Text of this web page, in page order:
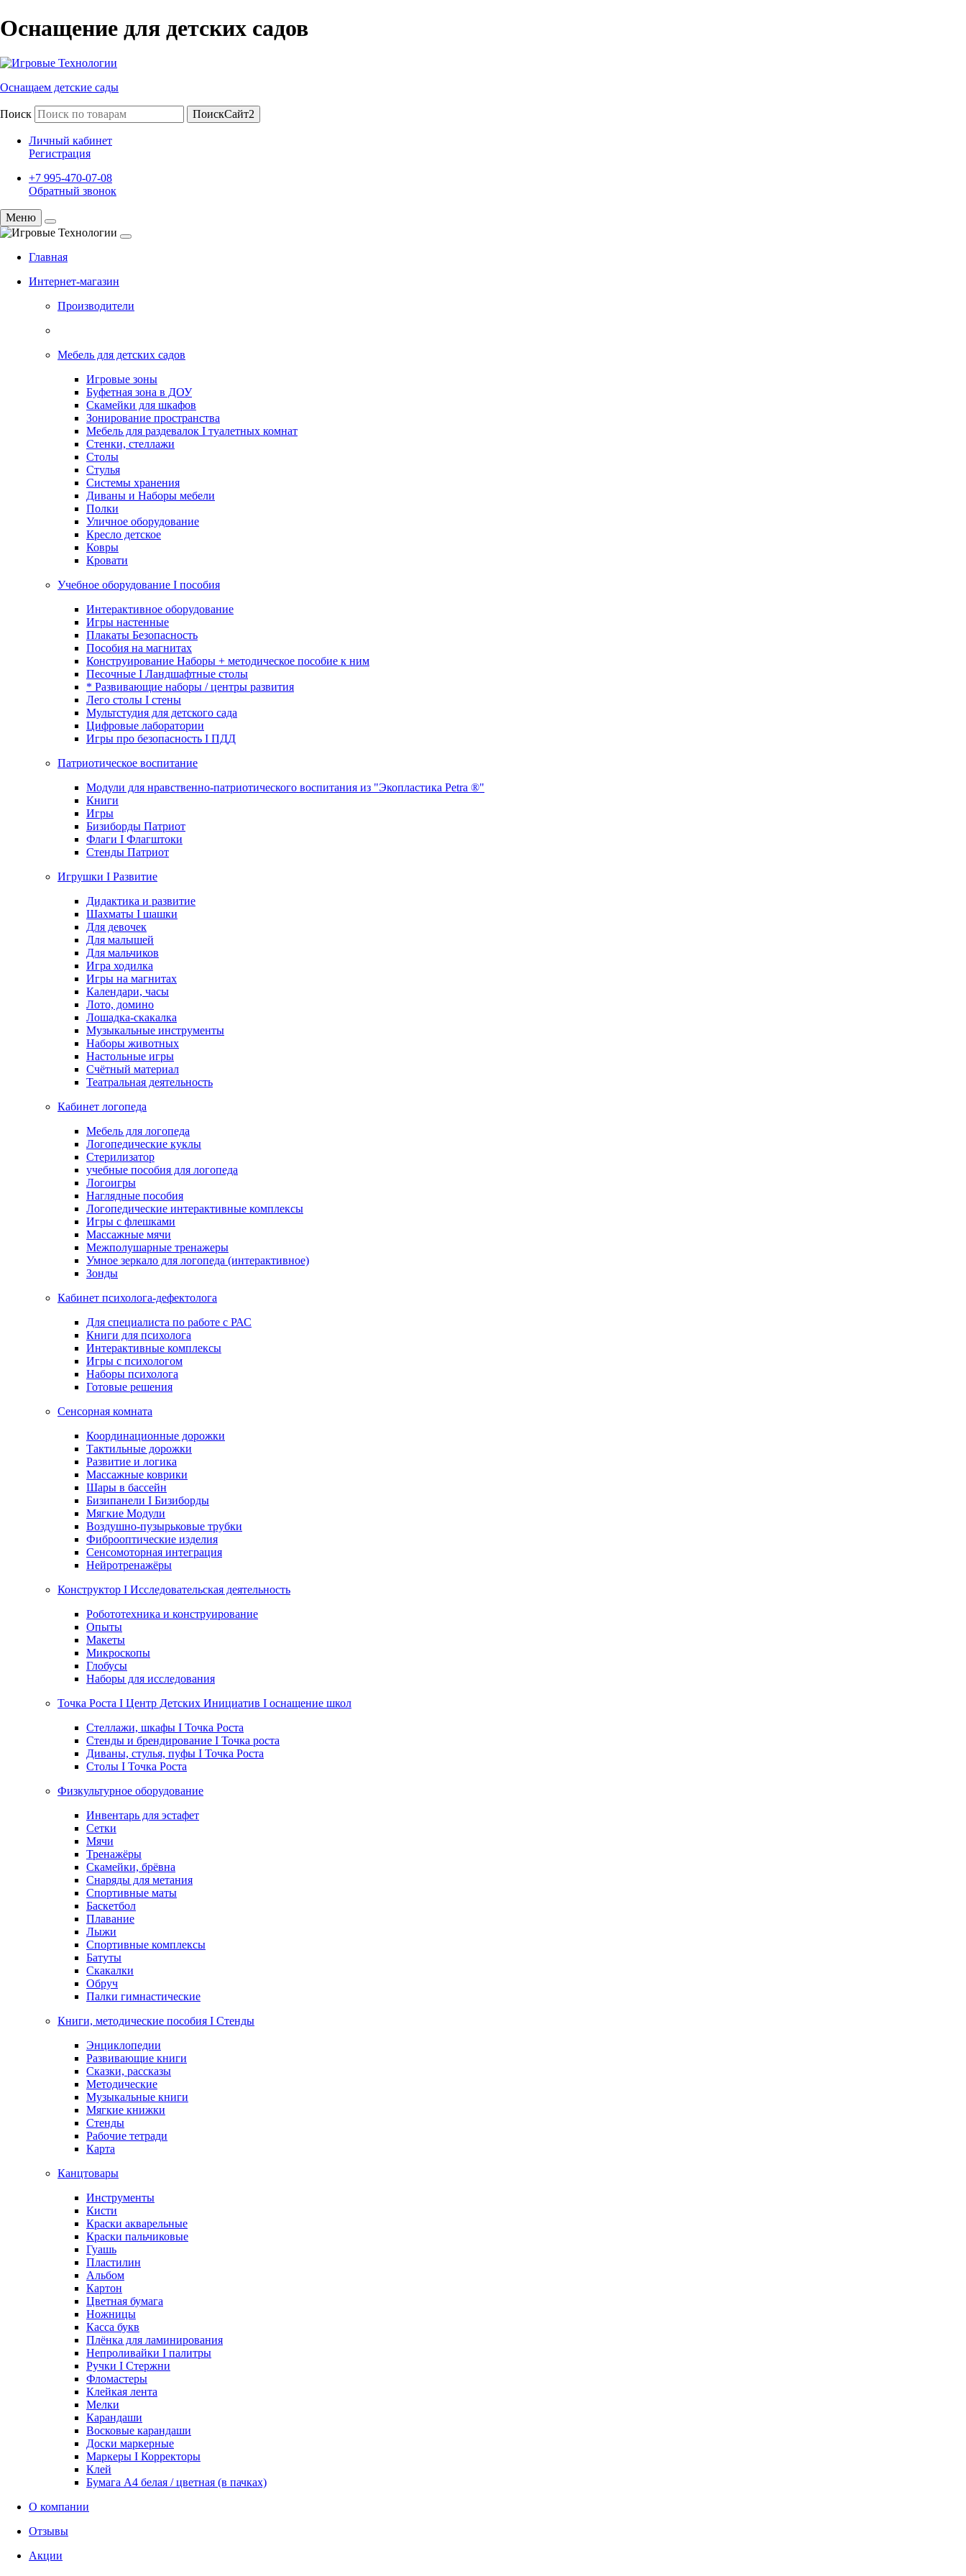
Оснащение для детских садов
Оснащаем детские сады
Поиск ПоискСайт2
Личный кабинет
Регистрация
+7 995-470-07-08
Обратный звонок
Меню
Главная
Интернет-магазин
Производители
Мебель для детских садов
Игровые зоны
Буфетная зона в ДОУ
Скамейки для шкафов
Зонирование пространства
Мебель для раздевалок I туалетных комнат
Стенки, стеллажи
Столы
Стулья
Системы хранения
Диваны и Наборы мебели
Полки
Уличное оборудование
Кресло детское
Ковры
Кровати
Учебное оборудование I пособия
Интерактивное оборудование
Игры настенные
Плакаты Безопасность
Пособия на магнитах
Конструирование Наборы + методическое пособие к ним
Песочные I Ландшафтные столы
* Развивающие наборы / центры развития
Лего столы I стены
Мультстудия для детского сада
Цифровые лаборатории
Игры про безопасность I ПДД
Патриотическое воспитание
Модули для нравственно-патриотического воспитания из "Экопластика Petra ®"
Книги
Игры
Бизиборды Патриот
Флаги I Флагштоки
Стенды Патриот
Игрушки I Развитие
Дидактика и развитие
Шахматы I шашки
Для девочек
Для малышей
Для мальчиков
Игра ходилка
Игры на магнитах
Календари, часы
Лото, домино
Лошадка-скакалка
Музыкальные инструменты
Наборы животных
Настольные игры
Счётный материал
Театральная деятельность
Кабинет логопеда
Мебель для логопеда
Логопедические куклы
Стерилизатор
учебные пособия для логопеда
Логоигры
Наглядные пособия
Логопедические интерактивные комплексы
Игры с флешками
Массажные мячи
Межполушарные тренажеры
Умное зеркало для логопеда (интерактивное)
Зонды
Кабинет психолога-дефектолога
Для специалиста по работе с РАС
Книги для психолога
Интерактивные комплексы
Игры с психологом
Наборы психолога
Готовые решения
Сенсорная комната
Координационные дорожки
Тактильные дорожки
Развитие и логика
Массажные коврики
Шары в бассейн
Бизипанели I Бизиборды
Мягкие Модули
Воздушно-пузырьковые трубки
Фиброоптические изделия
Сенсомоторная интеграция
Нейротренажёры
Конструктор I Исследовательская деятельность
Робототехника и конструирование
Опыты
Макеты
Микроскопы
Глобусы
Наборы для исследования
Точка Роста I Центр Детских Инициатив I оснащение школ
Стеллажи, шкафы I Точка Роста
Стенды и брендирование I Точка роста
Диваны, стулья, пуфы I Точка Роста
Столы I Точка Роста
Физкультурное оборудование
Инвентарь для эстафет
Сетки
Мячи
Тренажёры
Скамейки, брёвна
Снаряды для метания
Спортивные маты
Баскетбол
Плавание
Лыжи
Спортивные комплексы
Батуты
Скакалки
Обруч
Палки гимнастические
Книги, методические пособия I Стенды
Энциклопедии
Развивающие книги
Сказки, рассказы
Методические
Музыкальные книги
Мягкие книжки
Стенды
Рабочие тетради
Карта
Канцтовары
Инструменты
Кисти
Краски акварельные
Краски пальчиковые
Гуашь
Пластилин
Альбом
Картон
Цветная бумага
Ножницы
Касса букв
Плёнка для ламинирования
Непроливайки I палитры
Ручки I Стержни
Фломастеры
Клейкая лента
Мелки
Карандаши
Восковые карандаши
Доски маркерные
Маркеры I Корректоры
Клей
Бумага А4 белая / цветная (в пачках)
О компании
Отзывы
Акции